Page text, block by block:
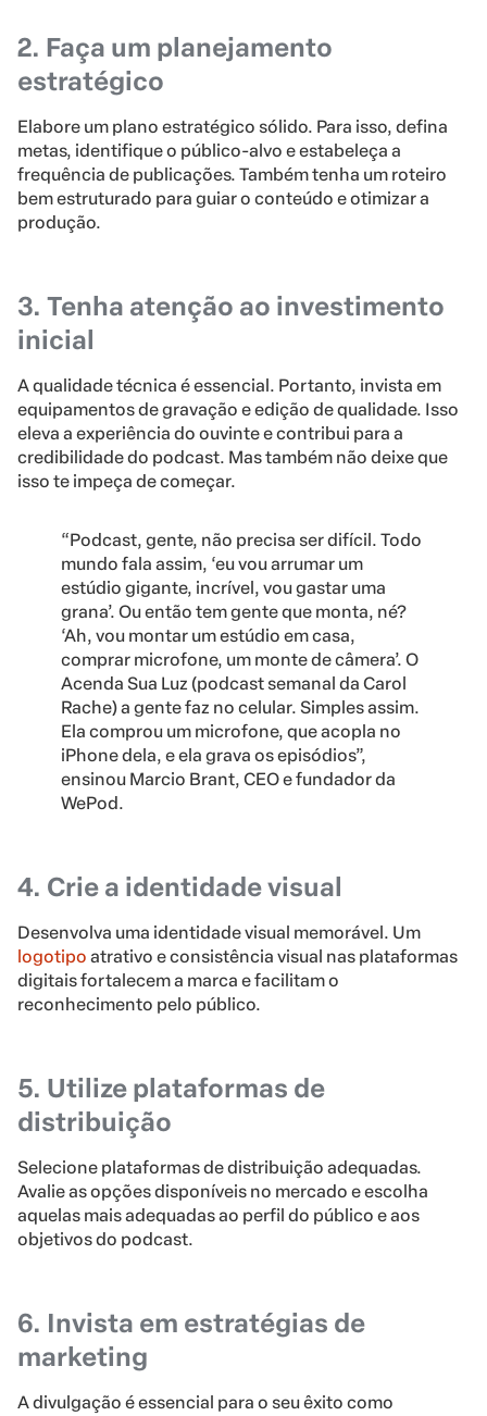
2. Faça um planejamento
estratégico
Elabore um plano estratégico sólido. Para isso, defina
metas, identifique o público-alvo e estabeleça a
frequência de publicações. Também tenha um roteiro
bem estruturado para guiar o conteúdo e otimizar a
produção.
3. Tenha atenção ao investimento
inicial
A qualidade técnica é essencial. Portanto, invista em
equipamentos de gravação e edição de qualidade. Isso
eleva a experiência do ouvinte e contribui para a
credibilidade do podcast. Mas também não deixe que
isso te impeça de começar.
“Podcast, gente, não precisa ser difícil. Todo
mundo fala assim, ‘eu vou arrumar um
estúdio gigante, incrível, vou gastar uma
grana’. Ou então tem gente que monta, né?
‘Ah, vou montar um estúdio em casa,
comprar microfone, um monte de câmera’. O
Acenda Sua Luz (podcast semanal da Carol
Rache) a gente faz no celular. Simples assim.
Ela comprou um microfone, que acopla no
iPhone dela, e ela grava os episódios”,
ensinou Marcio Brant, CEO e fundador da
WePod.
4. Crie a identidade visual
Desenvolva uma identidade visual memorável. Um
logotipo atrativo e consistência visual nas plataformas
digitais fortalecem a marca e facilitam o
reconhecimento pelo público.
5. Utilize plataformas de
distribuição
Selecione plataformas de distribuição adequadas.
Avalie as opções disponíveis no mercado e escolha
aquelas mais adequadas ao perfil do público e aos
objetivos do podcast.
6. Invista em estratégias de
marketing
A divulgação é essencial para o seu êxito como